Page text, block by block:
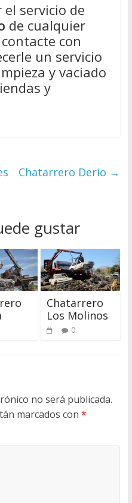
servicio de
de cualquier
con
un servicio
y vaciado
y
Chatarrero Derio →
gustar
Chatarrero
Los Molinos
0
no será publicada.
marcados con *